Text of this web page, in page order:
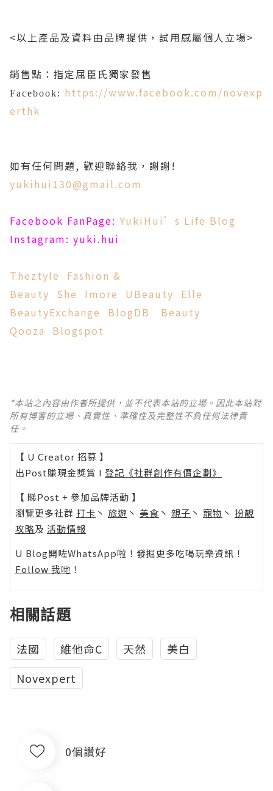
<以上產品及資料由品牌提供，試用感屬個人立場>
銷售點：指定屈臣氏獨家發售
Facebook: https://www.facebook.com/novexp
erthk
如有任何問題, 歡迎聯絡我，謝謝!
yukihui130@gmail.com
Facebook FanPage: YukiHui’s Life Blog
Instagram: yuki.hui
Theztyle
Fashion &
Beauty
She Imore UBeauty
Elle
BeautyExchange
BlogDB
Beauty
Qooza
Blogspot
*本站之內容由作者所提供，並不代表本站的立場。因此本站對
所有博客的立場、真實性、準確性及完整性不負任何法律責
任。
【 U Creator 招募 】
出Post賺現金獎賞 l 登記《社群創作有價企劃》
【 睇Post + 參加品牌活動 】
瀏覽更多社群 打卡 丶 旅遊 丶 美食 丶 親子 丶 寵物 丶 扮靚
攻略及 活動情報
U Blog開咗WhatsApp啦！發掘更多吃喝玩樂資訊！
Follow 我哋 ！
相關話題
法國 維他命C 天然
美白
Novexpert
0個讚好